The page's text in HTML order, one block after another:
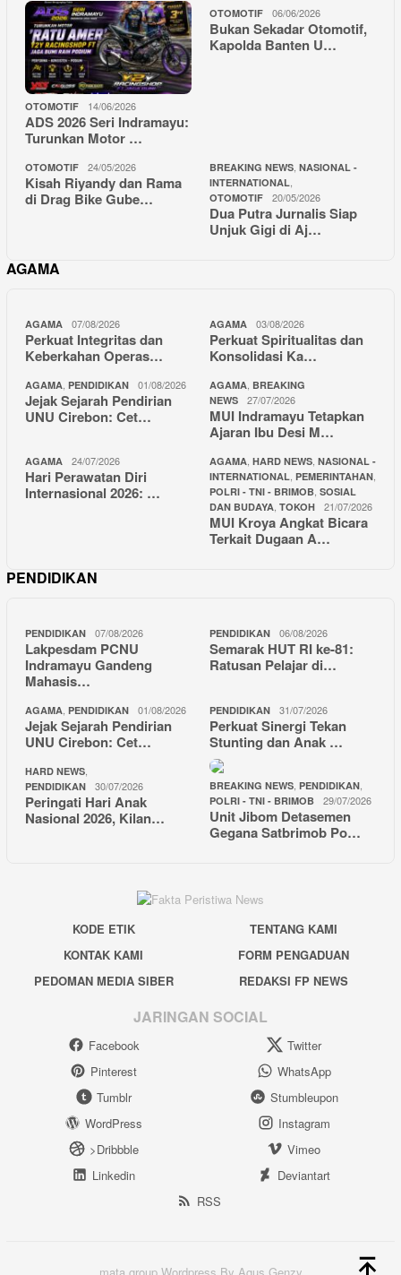
OTOMOTIF 14/06/2026
ADS 2026 Seri Indramayu:
Turunkan Motor …
OTOMOTIF 06/06/2026
Bukan Sekadar Otomotif,
Kapolda Banten U…
OTOMOTIF 24/05/2026
Kisah Riyandy dan Rama
di Drag Bike Gube…
BREAKING NEWS, NASIONAL -
INTERNATIONAL,
OTOMOTIF 20/05/2026
Dua Putra Jurnalis Siap
Unjuk Gigi di Aj…
AGAMA
AGAMA 07/08/2026
Perkuat Integritas dan
Keberkahan Operas…
AGAMA 03/08/2026
Perkuat Spiritualitas dan
Konsolidasi Ka…
AGAMA, PENDIDIKAN 01/08/2026
Jejak Sejarah Pendirian
UNU Cirebon: Cet…
AGAMA, BREAKING
NEWS
27/07/2026
MUI Indramayu Tetapkan
Ajaran Ibu Desi M…
AGAMA 24/07/2026
Hari Perawatan Diri
Internasional 2026: …
AGAMA, HARD NEWS, NASIONAL -
INTERNATIONAL, PEMERINTAHAN,
POLRI - TNI - BRIMOB, SOSIAL
DAN BUDAYA, TOKOH 21/07/2026
MUI Kroya Angkat Bicara
Terkait Dugaan A…
PENDIDIKAN
PENDIDIKAN 07/08/2026
Lakpesdam PCNU
Indramayu Gandeng
Mahasis…
PENDIDIKAN 06/08/2026
Semarak HUT RI ke-81:
Ratusan Pelajar di…
AGAMA, PENDIDIKAN 01/08/2026
Jejak Sejarah Pendirian
UNU Cirebon: Cet…
PENDIDIKAN 31/07/2026
Perkuat Sinergi Tekan
Stunting dan Anak …
HARD NEWS,
PENDIDIKAN 30/07/2026
Peringati Hari Anak
Nasional 2026, Kilan…
BREAKING NEWS, PENDIDIKAN,
POLRI - TNI - BRIMOB 29/07/2026
Unit Jibom Detasemen
Gegana Satbrimob Po…
KODE ETIK
TENTANG KAMI
KONTAK KAMI
FORM PENGADUAN
PEDOMAN MEDIA SIBER
REDAKSI FP NEWS
JARINGAN SOCIAL
Facebook
Twitter
Pinterest
WhatsApp
Tumblr
Stumbleupon
WordPress
Instagram
>Dribbble
Vimeo
Linkedin
Deviantart
RSS